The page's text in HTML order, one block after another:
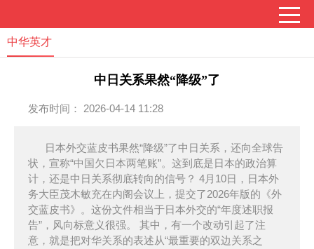
中华英才
中日关系果然“降级”了
发布时间： 2026-04-14 11:28
日本外交蓝皮书果然“降级”了中日关系，还向全球告
状，宣称“中国欠日本两笔账”。这到底是日本的政治算
计，还是中日关系彻底转向的信号？ 4月10日，日本外
务大臣茂木敏充在内阁会议上，提交了2026年版的《外
交蓝皮书》。这份文件相当于日本外交的“年度述职报
告”，风向标意义很强。 其中，有一个改动引起了注
意，就是把对华关系的表述从“最重要的双边关系之